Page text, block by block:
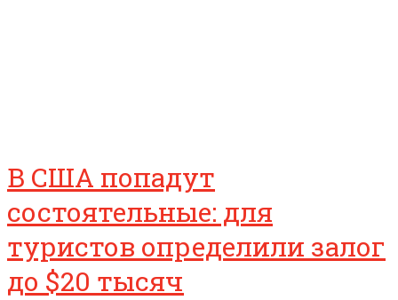
В США попадут
состоятельные: для
туристов определили залог
до $20 тысяч